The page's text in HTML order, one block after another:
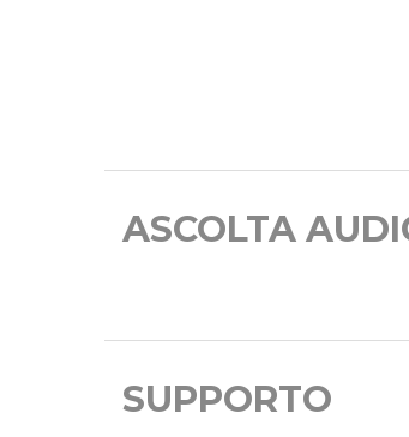
ASCOLTA
SUPPORTO